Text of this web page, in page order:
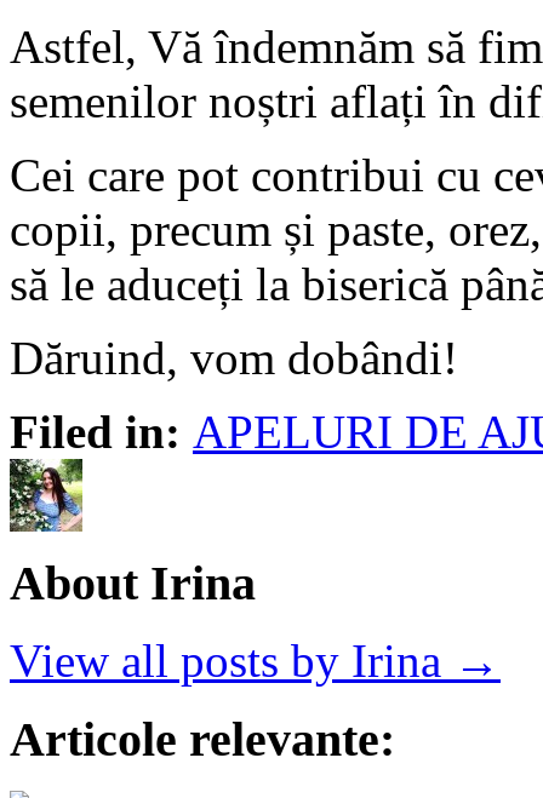
Astfel, Vă îndemnăm să
semenilor noștri aflați în
Cei care pot contribui cu
copii, precum și paste,
să le aduceți la biserică
Dăruind, vom dobândi!
Filed in: APELURI DE
About Irina
View all posts by Irina →
Articole relevante: